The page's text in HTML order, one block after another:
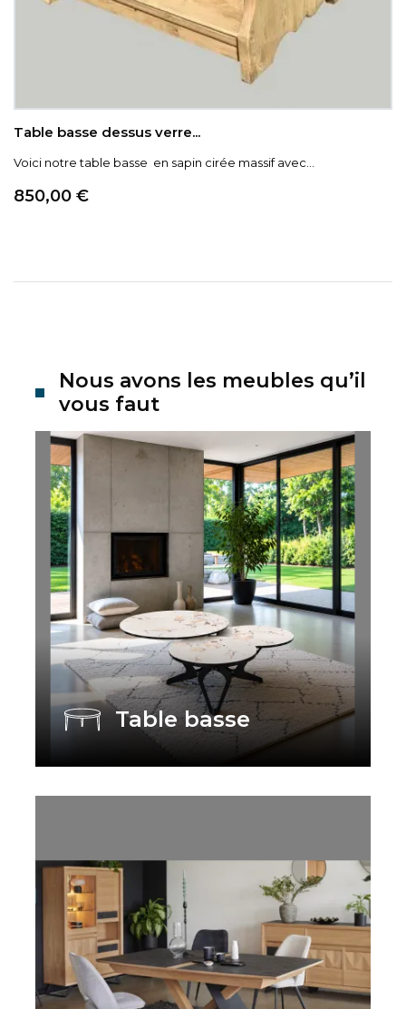
Table basse dessus verre...
Voici notre table basse en sapin cirée massif avec...
Prix
850,00 €
Nous avons les meubles qu’il
vous faut
Table basse